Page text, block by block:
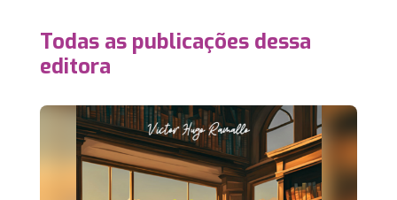
Todas as publicações dessa
editora